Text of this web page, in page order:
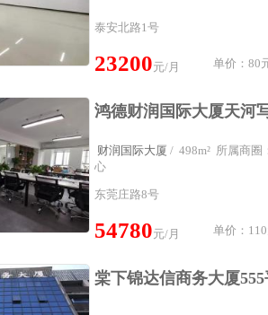
泰安北路1号
23200元/月 单价：80
财润国际大厦 / 498m² 所属商圈
心
东莞庄路8号
54780元/月 单价：110